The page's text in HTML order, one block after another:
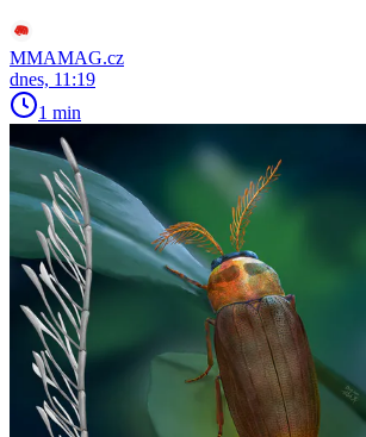
MMAMAG.cz
dnes, 11:19
1 min